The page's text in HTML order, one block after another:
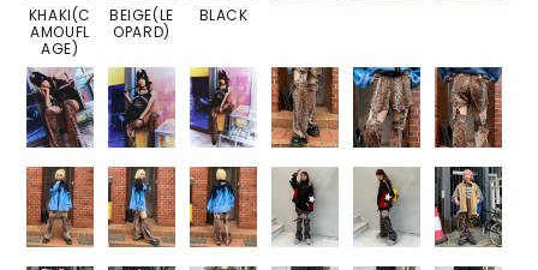
KHAKI(C
AMOUFL
AGE)
BEIGE(LE
OPARD)
BLACK